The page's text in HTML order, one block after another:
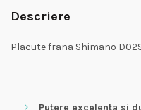
Descriere
Placute frana Shimano